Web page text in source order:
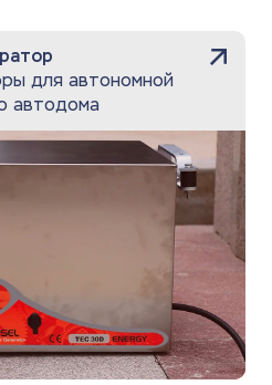
для автономной
автодома